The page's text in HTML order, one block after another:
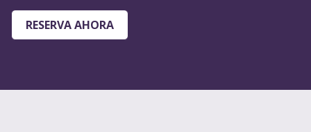
RESERVA AHORA